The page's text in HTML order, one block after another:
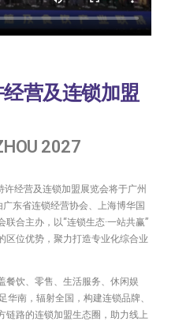
营及连锁加盟
2027
经营及连锁加盟展览会将于广州
东省连锁经营协会、上海博华国
合主办，以“连锁生态·一站共赢”
区位优势，聚力打造专业化综合业
餐饮、零售、生活服务、休闲娱
华南，辐射全国，构建连锁品牌、
链路的连锁加盟生态圈，助力线上